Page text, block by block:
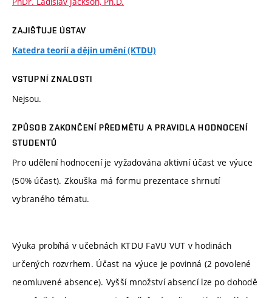
ZAJIŠŤUJE ÚSTAV
Katedra teorií a dějin umění (KTDU)
VSTUPNÍ ZNALOSTI
Nejsou.
ZPŮSOB ZAKONČENÍ PŘEDMĚTU A PRAVIDLA HODNOCENÍ
STUDENTŮ
Pro udělení hodnocení je vyžadována aktivní účast ve výuce
(50% účast). Zkouška má formu prezentace shrnutí
vybraného tématu.
Výuka probíhá v učebnách KTDU FaVU VUT v hodinách
určených rozvrhem. Účast na výuce je povinná (2 povolené
neomluvené absence). Vyšší množství absencí lze po dohodě